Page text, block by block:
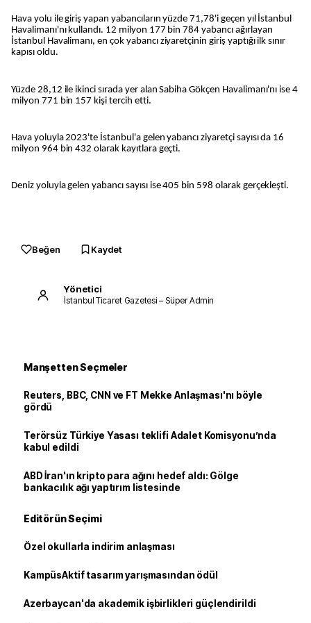
Hava yolu ile giriş yapan yabancıların yüzde 71,78'i geçen yıl İstanbul
Havalimanı'nı kullandı. 12 milyon 177 bin 784 yabancı ağırlayan
İstanbul Havalimanı, en çok yabancı ziyaretçinin giriş yaptığı ilk sınır
kapısı oldu.
Yüzde 28,12 ile ikinci sırada yer alan Sabiha Gökçen Havalimanı'nı ise 4
milyon 771 bin 157 kişi tercih etti.
Hava yoluyla 2023'te İstanbul'a gelen yabancı ziyaretçi sayısı da 16
milyon 964 bin 432 olarak kayıtlara geçti.
Deniz yoluyla gelen yabancı sayısı ise 405 bin 598 olarak gerçekleşti.
Beğen Kaydet
Yönetici
İstanbul Ticaret Gazetesi – Süper Admin
Manşetten Seçmeler
Reuters, BBC, CNN ve FT Mekke Anlaşması'nı böyle
gördü
Terörsüz Türkiye Yasası teklifi Adalet Komisyonu’nda
kabul edildi
ABD İran'ın kripto para ağını hedef aldı: Gölge
bankacılık ağı yaptırım listesinde
Editörün Seçimi
Özel okullarla indirim anlaşması
KampüsAktif tasarım yarışmasından ödül
Azerbaycan'da akademik işbirlikleri güçlendirildi